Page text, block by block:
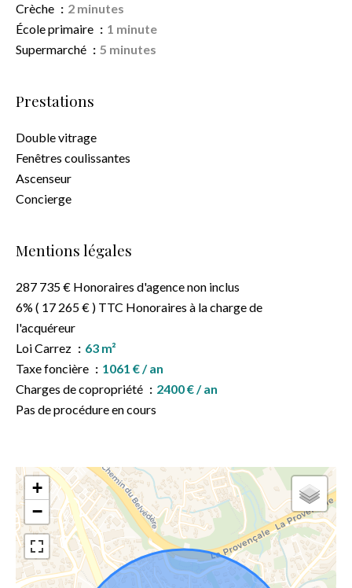
Crèche
2 minutes
École primaire
1 minute
Supermarché
5 minutes
Prestations
Double vitrage
Fenêtres coulissantes
Ascenseur
Concierge
Mentions légales
287 735 € Honoraires d'agence non inclus
6% ( 17 265 € ) TTC Honoraires à la charge de
l'acquéreur
Loi Carrez
63 m²
Taxe foncière
1061 € / an
Charges de copropriété
2400 € / an
Pas de procédure en cours
+
−